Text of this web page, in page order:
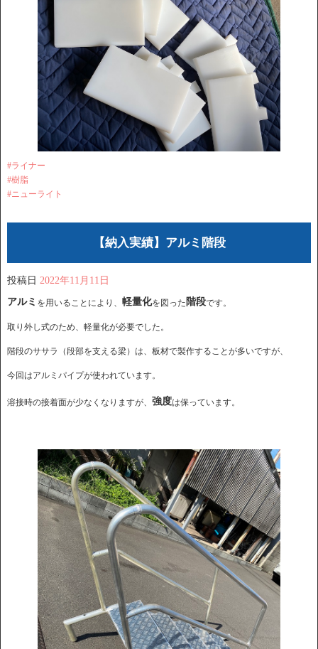
#ライナー
#樹脂
#ニューライト
【納入実績】アルミ階段
投稿日 2022年11月11日
アルミ を用いることにより、 軽量化を図った 階段です。
取り外し式のため、軽量化が必要でした。
階段のササラ（段部を支える梁）は、板材で製作することが多いですが、
今回はアルミパイプが使われています。
溶接時の接着面が少なくなりますが、 強度は保っています。